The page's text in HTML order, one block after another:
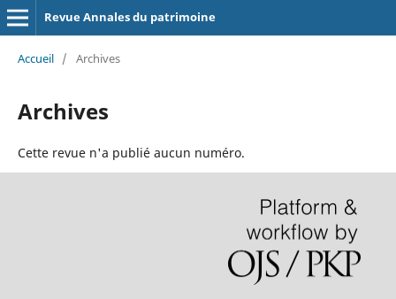
Revue Annales du patrimoine
Accueil / Archives
Archives
Cette revue n'a publié aucun numéro.